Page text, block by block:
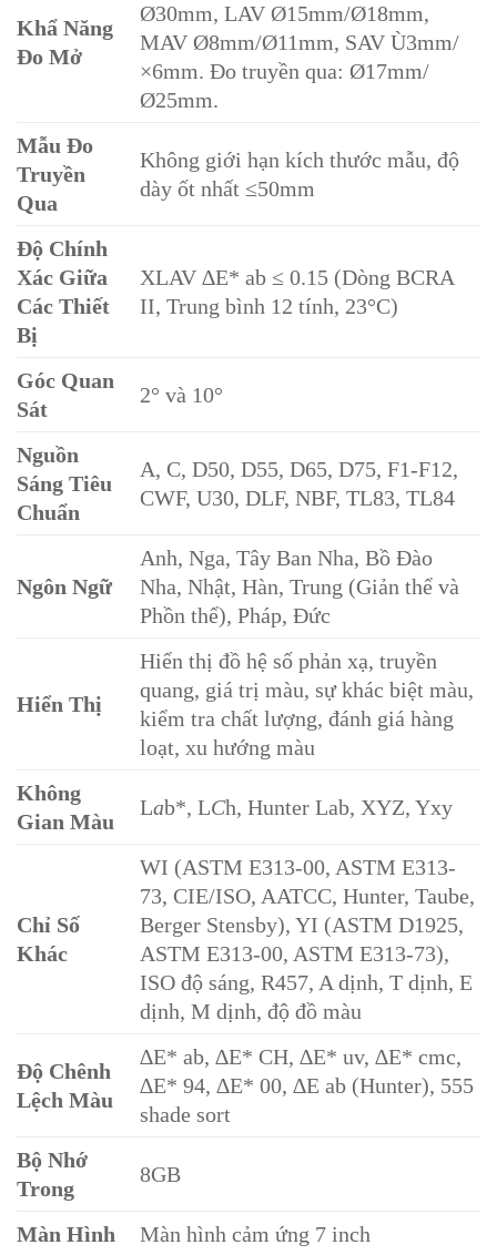
Khẩ Năng
Đo Mở
Ø30mm, LAV Ø15mm/Ø18mm,
MAV Ø8mm/Ø11mm, SAV Ù3mm/
×6mm. Đo truyền qua: Ø17mm/
Ø25mm.
Mẫu Đo
Truyền
Qua
Không giới hạn kích thước mẫu, độ
dày ốt nhất ≤50mm
Độ Chính
Xác Giữa
Các Thiết
Bị
XLAV ∆E* ab ≤ 0.15 (Dòng BCRA
II, Trung bình 12 tính, 23°C)
Góc Quan
Sát
2° và 10°
Nguồn
Sáng Tiêu
Chuẩn
A, C, D50, D55, D65, D75, F1-F12,
CWF, U30, DLF, NBF, TL83, TL84
Ngôn Ngữ
Anh, Nga, Tây Ban Nha, Bồ Đào
Nha, Nhật, Hàn, Trung (Giản thể và
Phồn thể), Pháp, Đức
Hiển Thị
Hiển thị đồ hệ số phản xạ, truyền
quang, giá trị màu, sự khác biệt màu,
kiểm tra chất lượng, đánh giá hàng
loạt, xu hướng màu
Không
Gian Màu
Lab*, LCh, Hunter Lab, XYZ, Yxy
Chỉ Số
Khác
WI (ASTM E313-00, ASTM E313-
73, CIE/ISO, AATCC, Hunter, Taube,
Berger Stensby), YI (ASTM D1925,
ASTM E313-00, ASTM E313-73),
ISO độ sáng, R457, A dịnh, T dịnh, E
dịnh, M dịnh, độ đồ màu
Độ Chênh
Lệch Màu
∆E* ab, ∆E* CH, ∆E* uv, ∆E* cmc,
∆E* 94, ∆E* 00, ∆E ab (Hunter), 555
shade sort
Bộ Nhớ
Trong
8GB
Màn Hình Màn hình cảm ứng 7 inch